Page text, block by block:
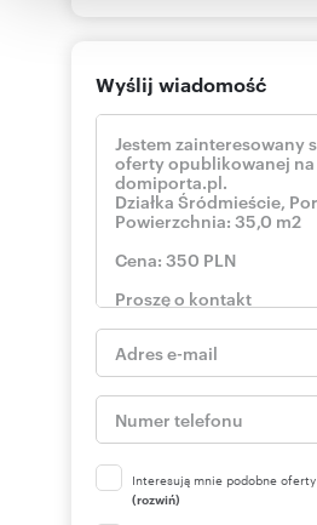
Wyślij wiadomość
Interesują mnie podobne oferty
(rozwiń)